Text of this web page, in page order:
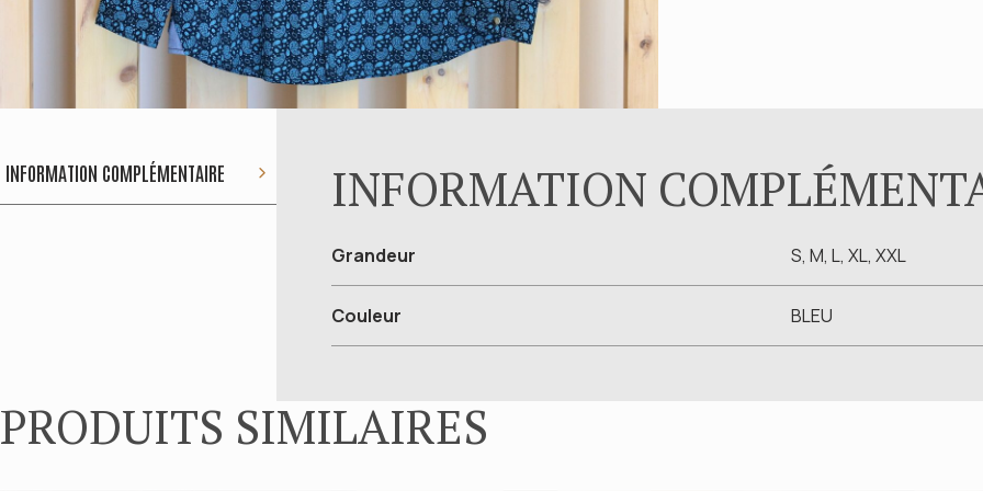
INFORMATION COMPLÉMENTAIRE INFORMATION
Grandeur S, M, L, XL, XXL
Couleur BLEU
PRODUITS SIMILAIRES